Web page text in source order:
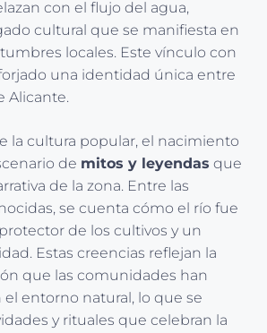
con el flujo del agua,
cultural que se manifiesta en
locales. Este vínculo con
una identidad única entre
Alicante.
la cultura popular, el nacimiento
de mitos y leyendas que
de la zona. Entre las
se cuenta cómo el río fue
de los cultivos y un
Estas creencias reflejan la
que las comunidades han
entorno natural, lo que se
y rituales que celebran la